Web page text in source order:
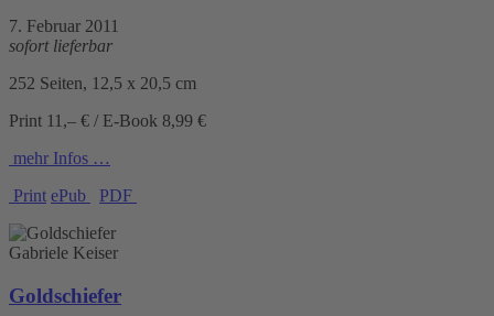
7. Februar 2011
sofort lieferbar
252 Seiten, 12,5 x 20,5 cm
Print 11,– € / E-Book 8,99 €
mehr Infos …
Print ePub PDF
Gabriele Keiser
Goldschiefer